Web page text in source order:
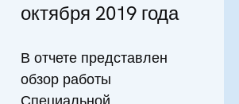
октября 2019 года
В отчете представлен
обзор работы